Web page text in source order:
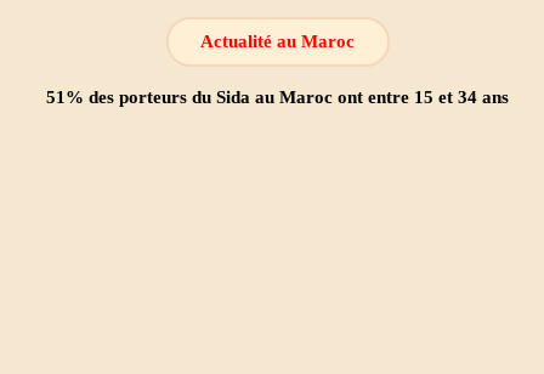
Actualité au Maroc
51% des porteurs du Sida au Maroc ont entre 15 et 34 ans